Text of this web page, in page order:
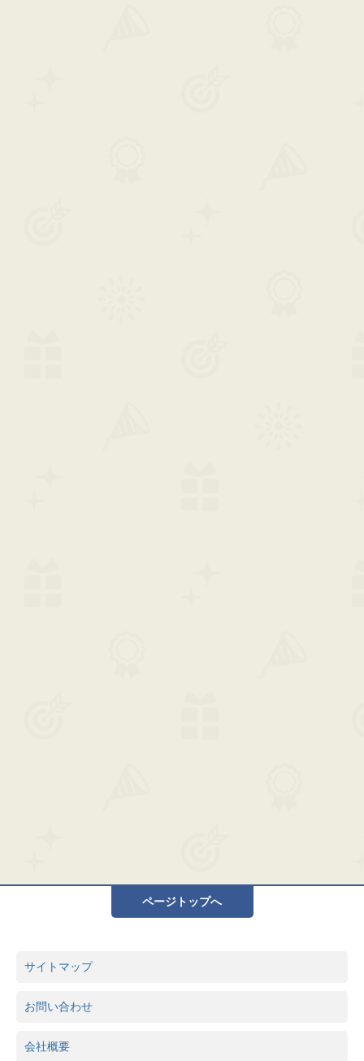
ページトップへ
サイトマップ
お問い合わせ
会社概要